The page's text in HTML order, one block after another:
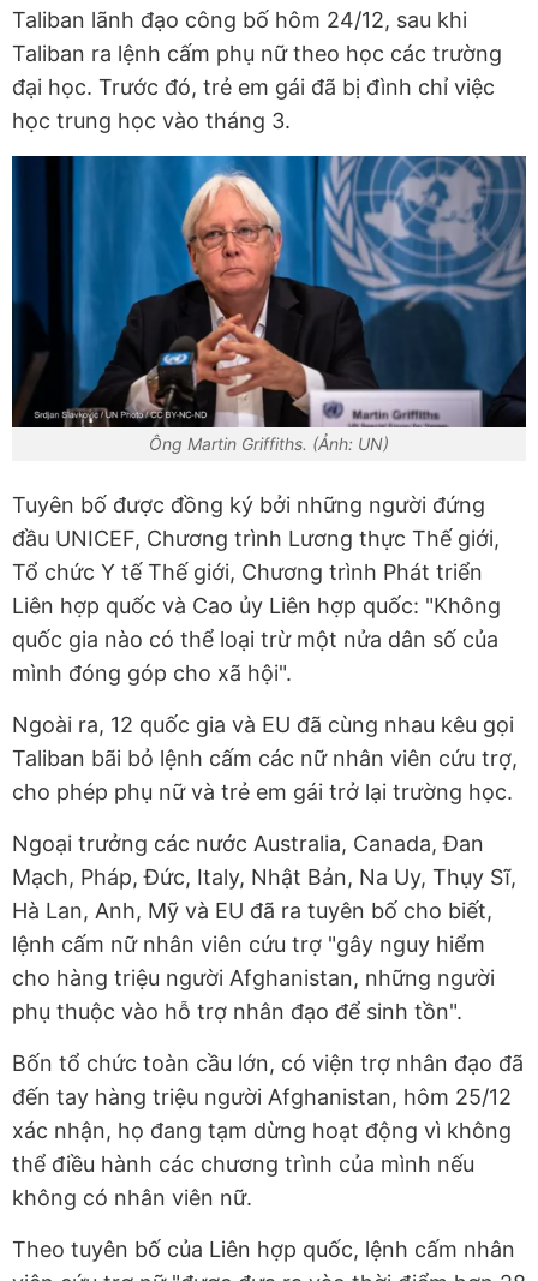
Taliban lãnh đạo công bố hôm 24/12, sau khi
Taliban ra lệnh cấm phụ nữ theo học các trường
đại học. Trước đó, trẻ em gái đã bị đình chỉ việc
học trung học vào tháng 3.
Ông Martin Griffiths. (Ảnh: UN)
Tuyên bố được đồng ký bởi những người đứng
đầu UNICEF, Chương trình Lương thực Thế giới,
Tổ chức Y tế Thế giới, Chương trình Phát triển
Liên hợp quốc và Cao ủy Liên hợp quốc: "Không
quốc gia nào có thể loại trừ một nửa dân số của
mình đóng góp cho xã hội".
Ngoài ra, 12 quốc gia và EU đã cùng nhau kêu gọi
Taliban bãi bỏ lệnh cấm các nữ nhân viên cứu trợ,
cho phép phụ nữ và trẻ em gái trở lại trường học.
Ngoại trưởng các nước Australia, Canada, Đan
Mạch, Pháp, Đức, Italy, Nhật Bản, Na Uy, Thụy Sĩ,
Hà Lan, Anh, Mỹ và EU đã ra tuyên bố cho biết,
lệnh cấm nữ nhân viên cứu trợ "gây nguy hiểm
cho hàng triệu người Afghanistan, những người
phụ thuộc vào hỗ trợ nhân đạo để sinh tồn".
Bốn tổ chức toàn cầu lớn, có viện trợ nhân đạo đã
đến tay hàng triệu người Afghanistan, hôm 25/12
xác nhận, họ đang tạm dừng hoạt động vì không
thể điều hành các chương trình của mình nếu
không có nhân viên nữ.
Theo tuyên bố của Liên hợp quốc, lệnh cấm nhân